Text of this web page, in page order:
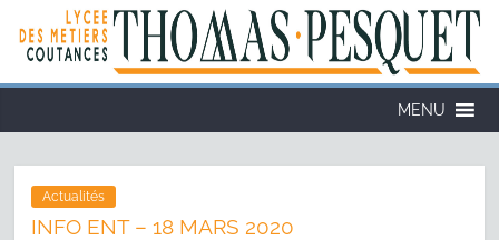
MENU
Actualités
INFO ENT – 18 MARS 2020
Cookies management panel